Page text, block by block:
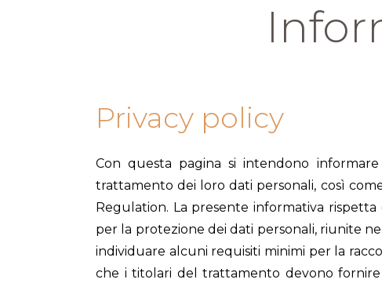
Privacy policy
Con questa pagina si intendono
trattamento dei loro dati personali, così
Regulation. La presente informativa
per la protezione dei dati personali, riunite
individuare alcuni requisiti minimi per la
che i titolari del trattamento devono